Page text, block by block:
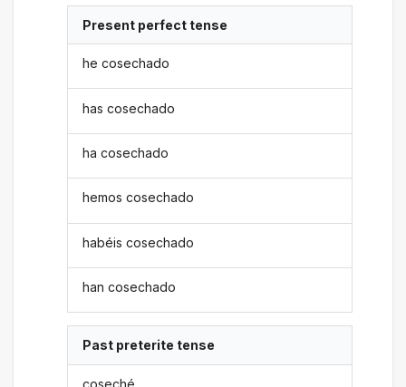
Present perfect tense
he cosechado
has cosechado
ha cosechado
hemos cosechado
habéis cosechado
han cosechado
Past preterite tense
coseché